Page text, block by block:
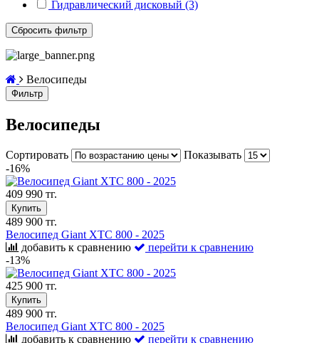
Гидравлический дисковый (3)
Велосипеды
Фильтр
Велосипеды
Сортировать
Показывать
-16%
409 990 тг.
Купить
489 900 тг.
Велосипед Giant XTC 800 - 2025
добавить к сравнению
перейти к сравнению
-13%
425 900 тг.
Купить
489 900 тг.
Велосипед Giant XTC 800 - 2025
добавить к сравнению
перейти к сравнению